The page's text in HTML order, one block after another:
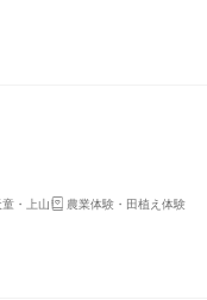
・上山 農業体験・田植え体験